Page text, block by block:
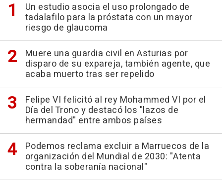
Un estudio asocia el uso prolongado de
tadalafilo para la próstata con un mayor
riesgo de glaucoma
Muere una guardia civil en Asturias por
disparo de su expareja, también agente, que
acaba muerto tras ser repelido
Felipe VI felicitó al rey Mohammed VI por el
Día del Trono y destacó los "lazos de
hermandad" entre ambos países
Podemos reclama excluir a Marruecos de la
organización del Mundial de 2030: "Atenta
contra la soberanía nacional"